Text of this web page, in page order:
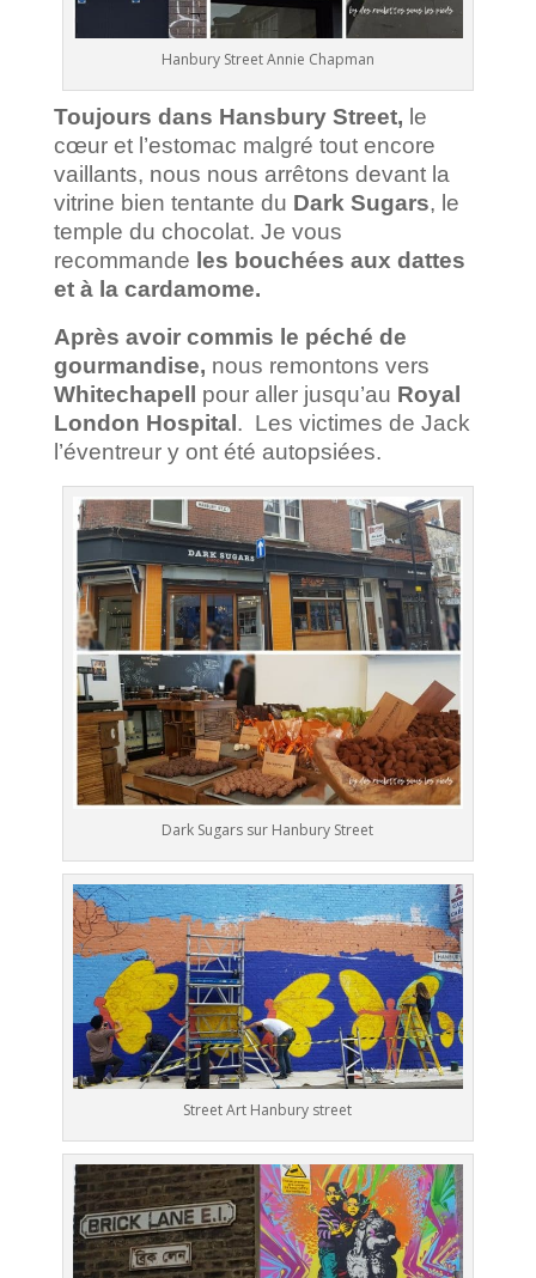
Hanbury Street Annie Chapman
Toujours dans Hansbury Street, le
cœur et l’estomac malgré tout encore
vaillants, nous nous arrêtons devant la
vitrine bien tentante du Dark Sugars, le
temple du chocolat. Je vous
recommande les bouchées aux dattes
et à la cardamome.
Après avoir commis le péché de
gourmandise, nous remontons vers
Whitechapell
pour aller jusqu’au Royal
London Hospital . Les victimes de Jack
l’éventreur y ont été autopsiées.
Dark Sugars sur Hanbury Street
Street Art Hanbury street